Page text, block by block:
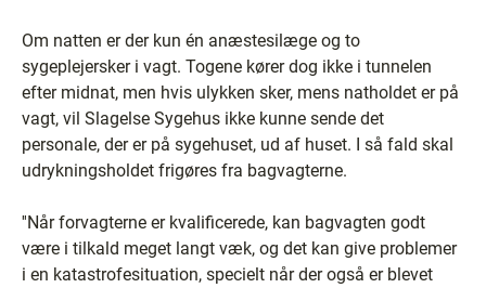
Om natten er der kun én anæstesilæge og to
sygeplejersker i vagt. Togene kører dog ikke i tunnelen
efter midnat, men hvis ulykken sker, mens natholdet er på
vagt, vil Slagelse Sygehus ikke kunne sende det
personale, der er på sygehuset, ud af huset. I så fald skal
udrykningsholdet frigøres fra bagvagterne.
''Når forvagterne er kvalificerede, kan bagvagten godt
være i tilkald meget langt væk, og det kan give problemer
i en katastrofesituation, specielt når der også er blevet